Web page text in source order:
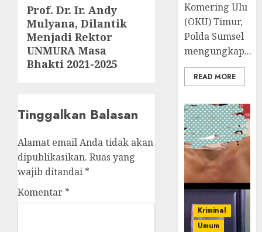
Next
post:
Prof. Dr. Ir. Andy
Mulyana, Dilantik
Menjadi Rektor
UNMURA Masa
Bhakti 2021-2025
Tinggalkan Balasan
Alamat email Anda tidak akan
dipublikasikan. Ruas yang
wajib ditandai *
Komentar *
Komering Ulu
(OKU) Timur,
Polda Sumsel
mengungkap...
READ MORE
Kriminal
Umum